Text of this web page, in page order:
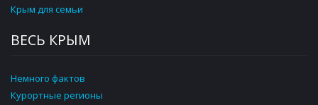
Крым для семьи
ВЕСЬ КРЫМ
Немного фактов
Курортные регионы